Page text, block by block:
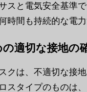
スと電気安全基準
時間も持続的な電
適切な接地の
クは、不適切な接
スタイプのものは